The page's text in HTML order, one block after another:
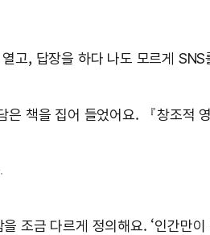
고, 답장을 하다 나도 모르게
책을 집어 들었어요. 『창조적
조금 다르게 정의해요. ‘인간만